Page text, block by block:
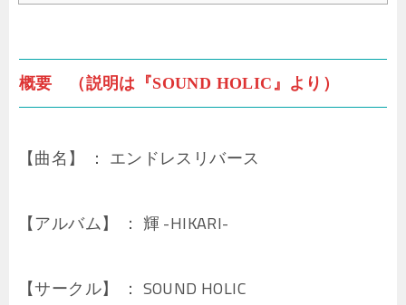
概要 （説明は『SOUND HOLIC』より）
【曲名】 ： エンドレスリバース
【アルバム】 ： 輝 -HIKARI-
【サークル】 ： SOUND HOLIC